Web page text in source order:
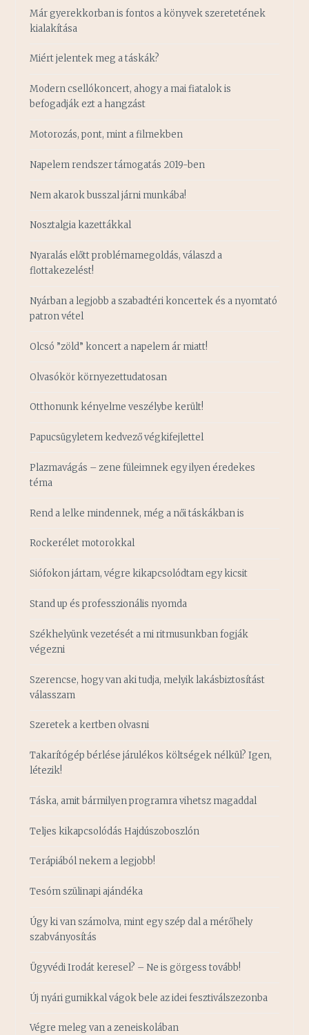
Már gyerekkorban is fontos a könyvek szeretetének
kialakítása
Miért jelentek meg a táskák?
Modern csellókoncert, ahogy a mai fiatalok is
befogadják ezt a hangzást
Motorozás, pont, mint a filmekben
Napelem rendszer támogatás 2019-ben
Nem akarok busszal járni munkába!
Nosztalgia kazettákkal
Nyaralás előtt problémamegoldás, válaszd a
flottakezelést!
Nyárban a legjobb a szabadtéri koncertek és a nyomtató
patron vétel
Olcsó ”zöld” koncert a napelem ár miatt!
Olvasókör környezettudatosan
Otthonunk kényelme veszélybe került!
Papucsügyletem kedvező végkifejlettel
Plazmavágás – zene füleimnek egy ilyen éredekes
téma
Rend a lelke mindennek, még a női táskákban is
Rockerélet motorokkal
Siófokon jártam, végre kikapcsolódtam egy kicsit
Stand up és professzionális nyomda
Székhelyünk vezetését a mi ritmusunkban fogják
végezni
Szerencse, hogy van aki tudja, melyik lakásbiztosítást
válasszam
Szeretek a kertben olvasni
Takarítógép bérlése járulékos költségek nélkül? Igen,
létezik!
Táska, amit bármilyen programra vihetsz magaddal
Teljes kikapcsolódás Hajdúszoboszlón
Terápiából nekem a legjobb!
Tesóm szülinapi ajándéka
Úgy ki van számolva, mint egy szép dal a mérőhely
szabványosítás
Ügyvédi Irodát keresel? – Ne is görgess tovább!
Új nyári gumikkal vágok bele az idei fesztiválszezonba
Végre meleg van a zeneiskolában